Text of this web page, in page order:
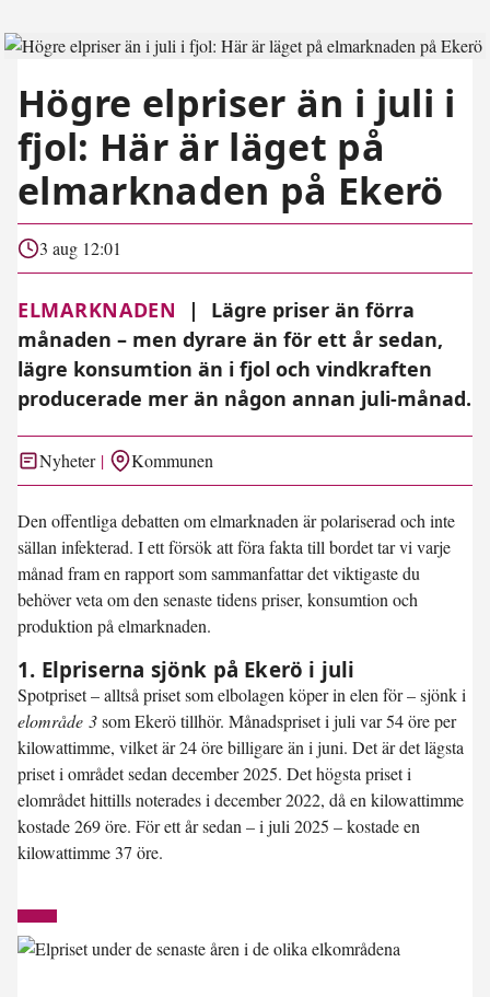
Högre elpriser än i juli i
fjol: Här är läget på
elmarknaden på Ekerö
3 aug 12:01
ELMARKNADEN |
Lägre priser än förra
månaden – men dyrare än för ett år sedan,
lägre konsumtion än i fjol och vindkraften
producerade mer än någon annan juli-månad.
Nyheter Kommunen
Den offentliga debatten om elmarknaden är polariserad och inte
sällan infekterad. I ett försök att föra fakta till bordet tar vi varje
månad fram en rapport som sammanfattar det viktigaste du
behöver veta om den senaste tidens priser, konsumtion och
produktion på elmarknaden.
1. Elpriserna sjönk på Ekerö i juli
Spotpriset – alltså priset som elbolagen köper in elen för – sjönk i
elområde 3som Ekerö tillhör. Månadspriset i juli var54 öre per
kilowattimme, vilket är 24 öre billigare än i juni. Det är det lägsta
priset i området sedan december 2025. Det högsta priset i
elområdet hittills noterades i december 2022, då en kilowattimme
kostade 269 öre. För ett år sedan – i juli 2025 – kostade en
kilowattimme 37 öre.